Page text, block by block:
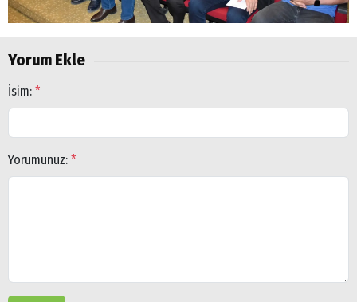
Yorum Ekle
İsim: *
Yorumunuz: *
Arama
Aramalar:
Ağrı